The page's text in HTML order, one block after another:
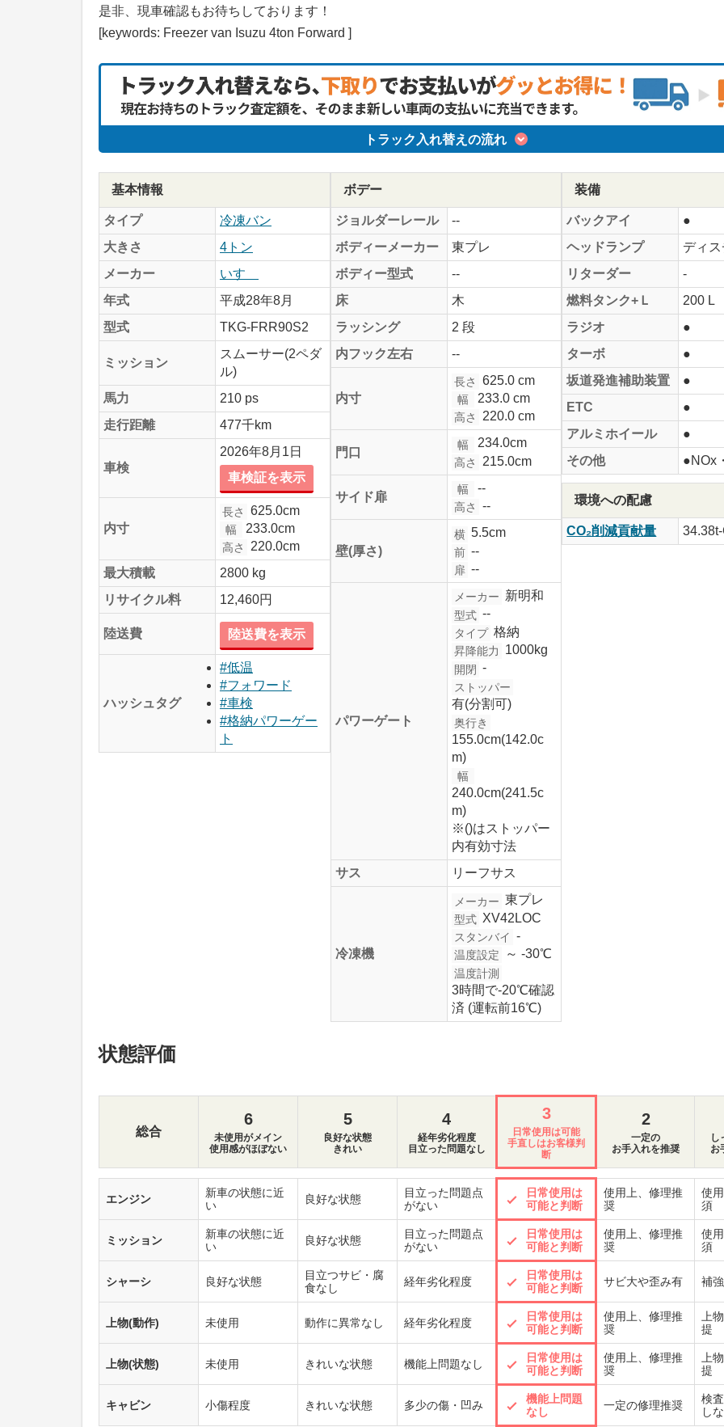
是非、現車確認もお待ちしております！
[keywords: Freezer van Isuzu 4ton Forward ]
トラック入れ替えの流れ
基本情報
タイプ
冷凍バン
大きさ
4トン
メーカー
いすゞ
年式
平成28年8月
型式
TKG-FRR90S2
ミッション
スムーサー(2ペダ
ル)
馬力
210 ps
走行距離
477千km
車検
2026年8月1日
車検証を表示
内寸
長さ 625.0cm
幅 233.0cm
高さ
220.0cm
最大積載
2800 kg
リサイクル料
12,460円
陸送費 陸送費を表示
ハッシュタグ
#低温
#フォワード
#車検
#格納パワーゲー
ト
ボデー
ジョルダーレール
--
ボディーメーカー
東プレ
ボディー型式
--
床
木
ラッシング
2 段
内フック左右
--
内寸
長さ 625.0 cm
幅 233.0 cm
高さ 220.0 cm
門口
幅 234.0cm
高さ 215.0cm
サイド扉
幅 --
高さ --
壁(厚さ)
横 5.5cm
前 --
扉 --
パワーゲート
メーカー 新明和
型式 --
タイプ 格納
昇降能力 1000kg
開閉 -
ストッパー
有(分割可)
奥行き
155.0cm(142.0c
m)
幅
240.0cm(241.5c
m)
※()はストッパー
内有効寸法
サス
リーフサス
冷凍機
メーカー 東プレ
型式 XV42LOC
スタンバイ -
温度設定 ～ -30℃
温度計測
3時間で-20℃確認
済 (運転前16℃)
装備
バックアイ
●
ヘッドランプ
ディ
リターダー
-
燃料タンク+Ｌ
200 L
ラジオ
●
ターボ
●
坂道発進補助装置
●
ETC
●
アルミホイール
●
その他
環境への配慮
CO₂削減貢献量
状態評価
総合
6
未使用がメイン
使用感がほぼない
5
良好な状態
きれい
4
経年劣化程度
目立った問題なし
3
日常使用は可能
手直しはお客様判
断
2
一定の
お手入れを推奨
し
お
エンジン
新車の状態に近
い
良好な状態
目立った問題点
がない
日常使用は
可能と判断
使用上、修理推
奨
使
須
ミッション
新車の状態に近
い
良好な状態
目立った問題点
がない
日常使用は
可能と判断
使用上、修理推
奨
使
須
シャーシ 良好な状態
目立つサビ・腐
食なし
経年劣化程度
日常使用は
可能と判断
サビ大や歪み有 補
上物(動作) 未使用 動作に異常なし 経年劣化程度
日常使用は
可能と判断
使用上、修理推
奨
上
提
上物(状態) 未使用 きれいな状態 機能上問題なし
日常使用は
可能と判断
使用上、修理推
奨
上
提
キャビン 小傷程度 きれいな状態 多少の傷・凹み
機能上問題
なし
一定の修理推奨
検
し